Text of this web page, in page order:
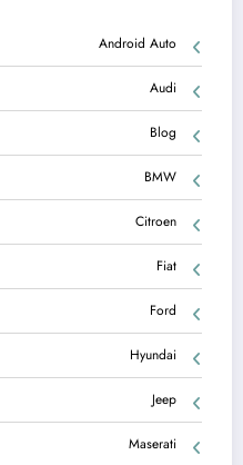
Android Auto
Audi
Blog
BMW
Citroen
Fiat
Ford
Hyundai
Jeep
Maserati